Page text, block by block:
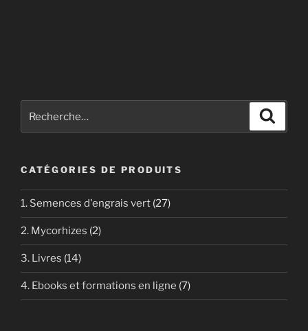
pour
CATÉGORIES DE PRODUITS
1. Semences d'engrais vert (27)
2. Mycorhizes (2)
3. Livres (14)
4. Ebooks et formations en ligne (7)